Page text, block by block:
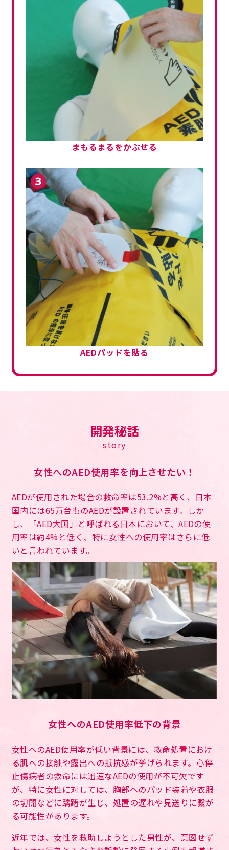
まもるまるをかぶせる
AEDパッドを貼る
開発秘話
story
女性へのAED使用率を向上させたい！
AEDが使用された場合の救命率は53.2%と高く、日本
国内には65万台ものAEDが設置されています。しか
し、「AED大国」と呼ばれる日本において、AEDの使
用率は約4%と低く、特に女性への使用率はさらに低
いと言われています。
女性へのAED使用率低下の背景
女性へのAED使用率が低い背景には、救命処置におけ
る肌への接触や露出への抵抗感が挙げられます。心停
止傷病者の救命には迅速なAEDの使用が不可欠です
が、特に女性に対しては、胸部へのパッド装着や衣服
の切開などに躊躇が生じ、処置の遅れや見送りに繋が
る可能性があります。
近年では、女性を救助しようとした男性が、意図せず